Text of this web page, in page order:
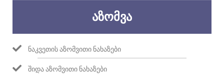
ᲐᲖᲝᲛᲕᲐ
ᲜᲐᲙᲕᲔᲗᲘᲡ ᲐᲖᲝᲛᲕᲘᲗᲘ ᲜᲐᲮᲐᲖᲔᲑᲘ
ᲨᲘᲓᲐ ᲐᲖᲝᲛᲕᲘᲗᲘ ᲜᲐᲮᲐᲖᲔᲑᲘ